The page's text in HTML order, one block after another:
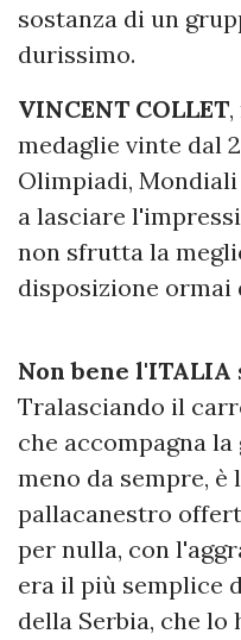
sostanza di un
durissimo.
VINCENT COLLET
medaglie vinte dal
Olimpiadi,
a lasciare
non sfrutta la
disposizione ormai
Non bene l'ITALIA
Tralasciando il
che accompagna
meno da sempre,
pallacanestro
per nulla, con
era il più semplice
della Serbia, che lo